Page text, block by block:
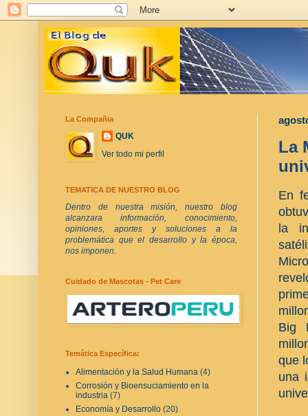
La
En
la
Big
que
una
La Compañia
QUK
Ver todo mi perfil
TEMATICA DE NUESTRO BLOG
Dentro de nuestra misión, nuestro blog
alcanzara información, conocimiento,
opiniones, aportes y soluciones a la
problemática que el desarrollo y la época,
nos imponen.
Cuidado de Mascotas - Pet Care
Temática Específica:
Alimentación y la Salud Humana (4)
Corrosión y Bioensuciamiento en la
industria (7)
Economía y Desarrollo (20)